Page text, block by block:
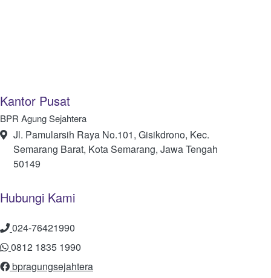
Kantor Pusat
BPR Agung Sejahtera
Jl. Pamularsih Raya No.101, Gisikdrono, Kec.
Semarang Barat, Kota Semarang, Jawa Tengah
50149
Hubungi Kami
024-76421990
0812 1835 1990
bpragungsejahtera